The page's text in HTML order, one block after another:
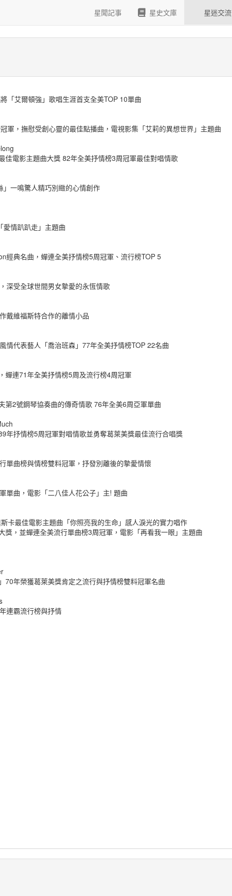
星聞記事 星史文庫 星迷交流
「艾爾頓強」歌唱生涯首支全美TOP 10單曲
軍，撫慰受創心靈的最佳點播曲，電視影集「艾莉的異想世界」主題曲
電影主題曲大獎 82年全美抒情榜3周冠軍最佳對唱情歌
一鳴驚人精巧別緻的心情創作
愛情趴趴走」主題曲
經典名曲，蟬連全美抒情榜5周冠軍、流行榜TOP 5
深受全球世間男女摯愛的永恆情歌
戴維福斯特合作的離情小品
情代表藝人「喬治班森」77年全美抒情榜TOP 22名曲
蟬連71年全美抒情榜5周及流行榜4周冠軍
第2號鋼琴協奏曲的傳奇情歌 76年全美6周亞軍單曲
年抒情榜5周冠軍對唱情歌並勇奪葛萊美獎最佳流行合唱獎
單曲榜與情榜雙料冠軍，抒發別離後的摯愛情懷
單曲，電影「二八佳人花公子」主! 題曲
卡最佳電影主題曲「你照亮我的生命」感人淚光的實力唱作
獎，並蟬連全美流行單曲榜3周冠軍，電影「再看我一眼」主題曲
70年榮獲葛萊美獎肯定之流行與抒情榜雙料冠軍名曲
連霸流行榜與抒情